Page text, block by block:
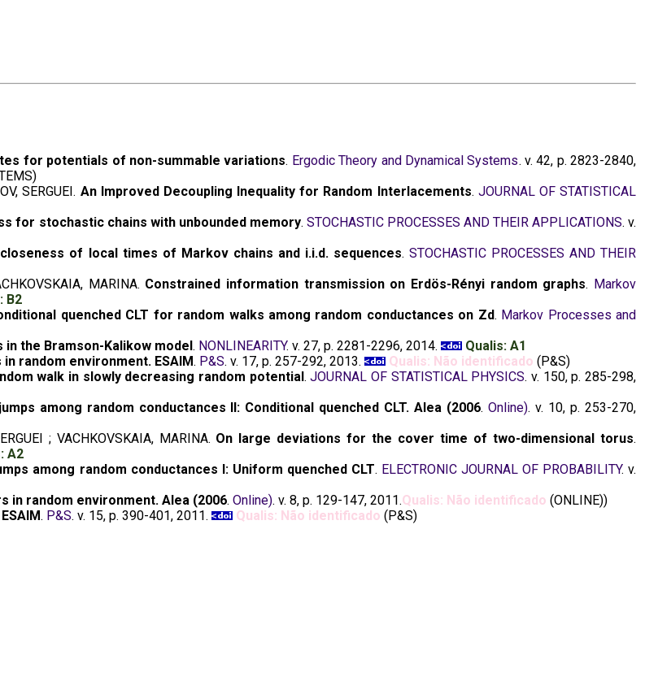
for potentials of non-summable variations. Ergodic Theory and Dynamical Systems. v. 42, p. 2823-2840,
SERGUEI. An Improved Decoupling Inequality for Random Interlacements. JOURNAL OF STATISTICAL
for stochastic chains with unbounded memory. STOCHASTIC PROCESSES AND THEIR APPLICATIONS. v.
of local times of Markov chains and i.i.d. sequences. STOCHASTIC PROCESSES AND THEIR
MARINA. Constrained information transmission on Erdös-Rényi random graphs. Markov
B2
quenched CLT for random walks among random conductances on Zd. Markov Processes and
in the Bramson-Kalikow model . NONLINEARITY. v. 27, p. 2281-2296, 2014.
Qualis: A1
random environment. ESAIM. P&S. v. 17, p. 257-292, 2013. Qualis: Não identificado (P&S)
walk in slowly decreasing random potential .JOURNAL OF STATISTICAL PHYSICS. v. 150, p. 285-298,
among random conductances II: Conditional quenched CLT. Alea (2006.Online). v. 10, p. 253-270,
; VACHKOVSKAIA, MARINA. On large deviations for the cover time of two-dimensional torus.
A2
among random conductances I: Uniform quenched CLT. ELECTRONIC JOURNAL OF PROBABILITY. v.
in random environment. Alea (2006. Online). v. 8, p. 129-147, 2011.Qualis: Não identificado (ONLINE))
. P&S. v. 15, p. 390-401, 2011. Qualis: Não identificado (P&S)